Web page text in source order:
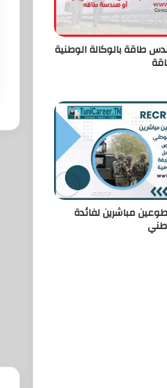
طاقة بالوكالة الوطنية
مباشرين لفائدة